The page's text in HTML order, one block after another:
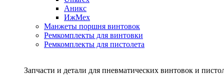
Аникс
ИжМех
Манжеты поршня винтовок
Ремкомплекты для винтовки
Ремкомплекты для пистолета
Запчасти и детали для пневматических винтовок и